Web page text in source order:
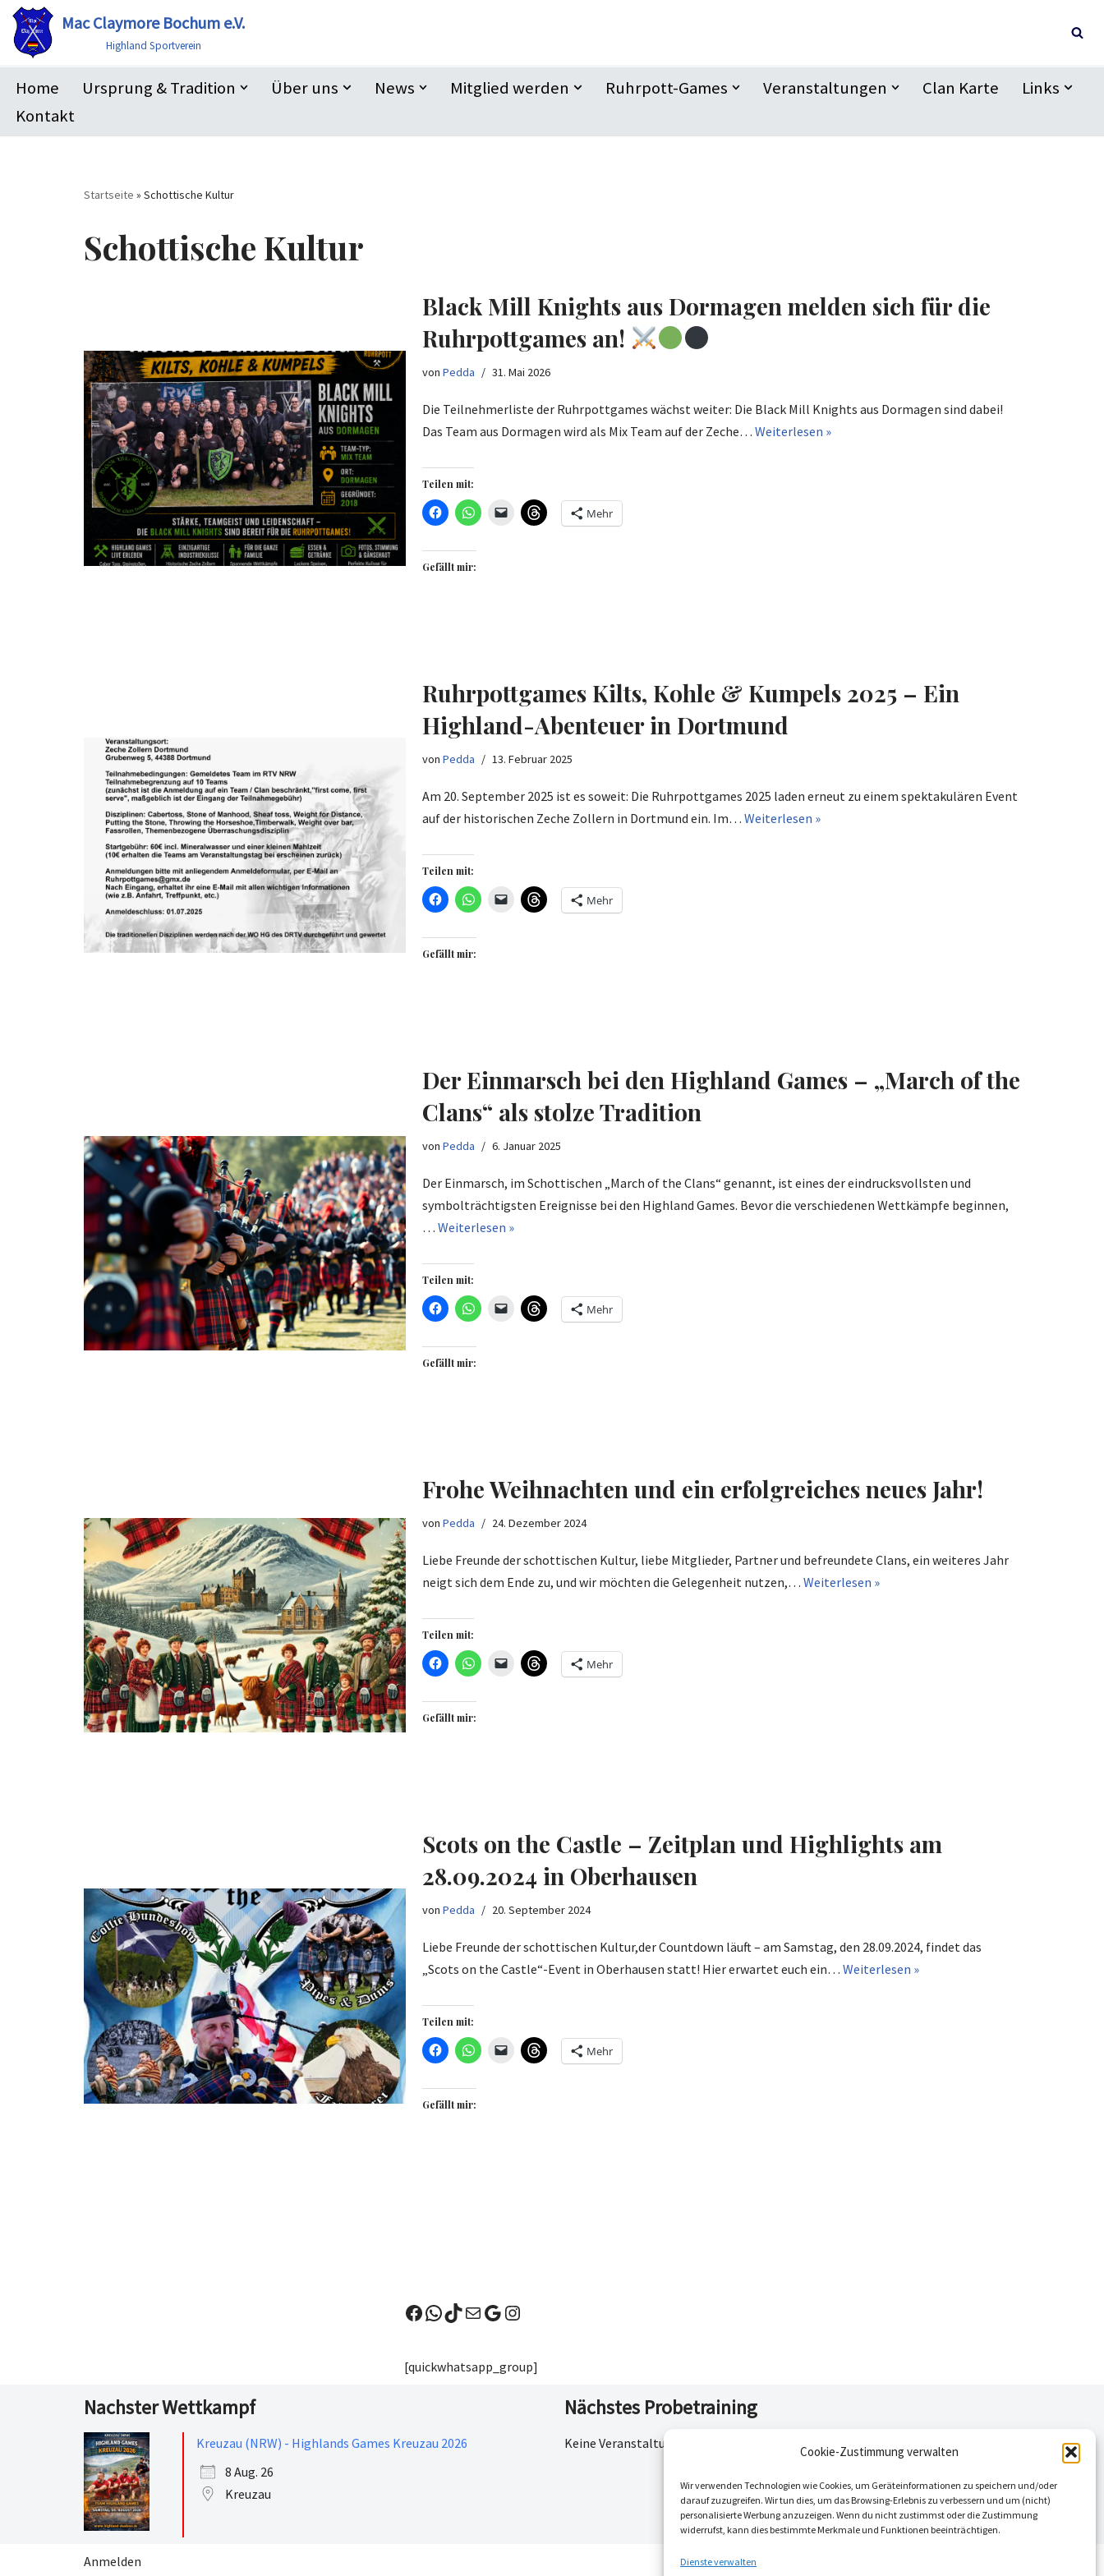
Cookie-Zustimmung verwalten
Wir verwenden Technologien wie Cookies, um Geräteinformationen zu speichern und/oder
darauf zuzugreifen. Wir tun dies, um das Browsing-Erlebnis zu verbessern und um (nicht)
personalisierte Werbung anzuzeigen. Wenn du nicht zustimmst oder die Zustimmung
widerrufst, kann dies bestimmte Merkmale und Funktionen beeinträchtigen.
Dienste verwalten
Zum
Inhalt
springen
Mac Claymore Bochum e.V.
Highland Sportverein
Home Ursprung & Tradition Über uns News Mitglied werden Ruhrpott-Games Veranstaltungen Clan Karte
Links
Kontakt
Startseite » Schottische Kultur
Schottische Kultur
Black Mill Knights aus Dormagen melden sich für die
Ruhrpottgames an!
von Pedda 31. Mai 2026
Die Teilnehmerliste der Ruhrpottgames wächst weiter: Die Black Mill Knights aus Dormagen sind dabei!
Das Team aus Dormagen wird als Mix Team auf der Zeche… Weiterlesen »
Teilen mit:
Mehr
Gefällt mir:
Ruhrpottgames Kilts, Kohle & Kumpels 2025 – Ein
Highland-Abenteuer in Dortmund
von Pedda 13. Februar 2025
Am 20. September 2025 ist es soweit: Die Ruhrpottgames 2025 laden erneut zu einem spektakulären Event
auf der historischen Zeche Zollern in Dortmund ein. Im… Weiterlesen »
Teilen mit:
Mehr
Gefällt mir:
Der Einmarsch bei den Highland Games – „March of the
Clans“ als stolze Tradition
von Pedda 6. Januar 2025
Der Einmarsch, im Schottischen „March of the Clans“ genannt, ist eines der eindrucksvollsten und
symbolträchtigsten Ereignisse bei den Highland Games. Bevor die verschiedenen Wettkämpfe beginnen,
… Weiterlesen »
Teilen mit:
Mehr
Gefällt mir:
Frohe Weihnachten und ein erfolgreiches neues Jahr!
von Pedda 24. Dezember 2024
Liebe Freunde der schottischen Kultur, liebe Mitglieder, Partner und befreundete Clans, ein weiteres Jahr
neigt sich dem Ende zu, und wir möchten die Gelegenheit nutzen,… Weiterlesen »
Teilen mit:
Mehr
Gefällt mir:
Scots on the Castle – Zeitplan und Highlights am
28.09.2024 in Oberhausen
von Pedda 20. September 2024
Liebe Freunde der schottischen Kultur,der Countdown läuft – am Samstag, den 28.09.2024, findet das
„Scots on the Castle“-Event in Oberhausen statt! Hier erwartet euch ein… Weiterlesen »
Teilen mit:
Mehr
Gefällt mir:
[quickwhatsapp_group]
Nachster Wettkampf
Kreuzau (NRW) - Highlands Games Kreuzau 2026
8 Aug. 26
Kreuzau
Nächstes Probetraining
Keine Veranstaltungen
Anmelden